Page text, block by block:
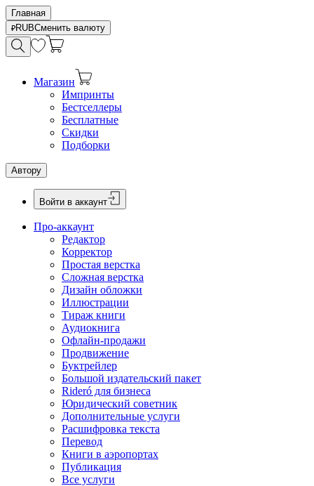
Главная
RUBСменить валюту
Магазин
Импринты
Бестселлеры
Бесплатные
Скидки
Подборки
Автору
Войти в аккаунт
Про-аккаунт
Редактор
Корректор
Простая верстка
Сложная верстка
Дизайн обложки
Иллюстрации
Тираж книги
Аудиокнига
Офлайн-продажи
Продвижение
Буктрейлер
Большой издательский пакет
Rideró для бизнеса
Юридический советник
Дополнительные услуги
Расшифровка текста
Перевод
Книги в аэропортах
Публикация
Все услуги